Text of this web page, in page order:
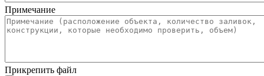
Примечание
Прикрепить файл